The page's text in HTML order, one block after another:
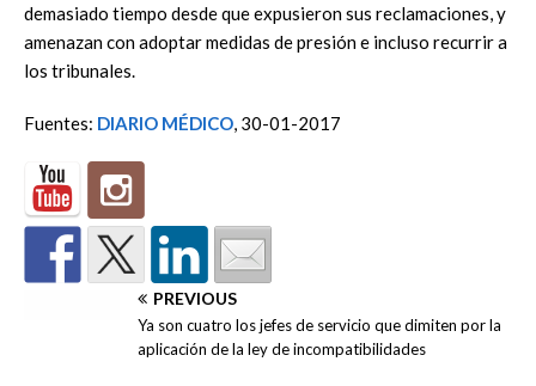
demasiado tiempo desde que expusieron sus reclamaciones, y
amenazan con adoptar medidas de presión e incluso recurrir a
los tribunales.
Fuentes: DIARIO MÉDICO, 30-01-2017
PREVIOUS
Ya son cuatro los jefes de servicio que dimiten por la
aplicación de la ley de incompatibilidades